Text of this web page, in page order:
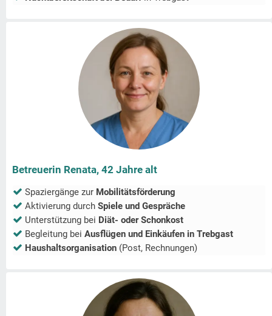
Betreuerin Renata, 42 Jahre alt
Spaziergänge zur Mobilitätsförderung
Aktivierung durch Spiele und Gespräche
Unterstützung bei Diät- oder Schonkost
Begleitung bei Ausflügen und Einkäufen in Trebgast
Haushaltsorganisation (Post, Rechnungen)